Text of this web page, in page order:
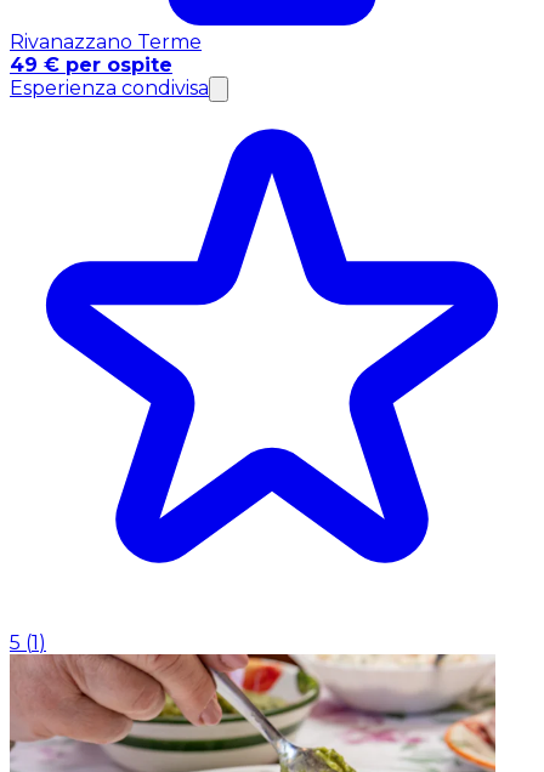
Rivanazzano Terme
49 € per ospite
Esperienza condivisa
5 (1 )